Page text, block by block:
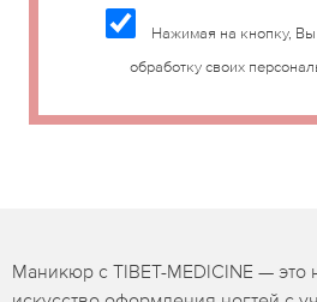
Нажимая на кнопку, Вы
обработку своих
Маникюр с TIBET-MEDICINE — это